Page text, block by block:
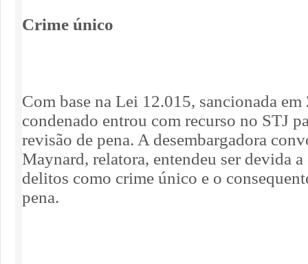
Crime único
Com base na Lei 12.015, sancionada em
condenado entrou com recurso no STJ
revisão de pena. A desembargadora
Maynard, relatora, entendeu ser devida
delitos como crime único e o
pena.